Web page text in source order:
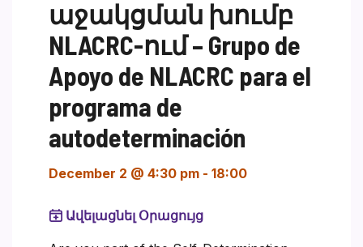
աջակցման խումբ
NLACRC-ում – Grupo de
Apoyo de NLACRC para el
programa de
autodeterminación
December 2 @ 4:30 pm - 18:00
Ավելացնել Օրացույց